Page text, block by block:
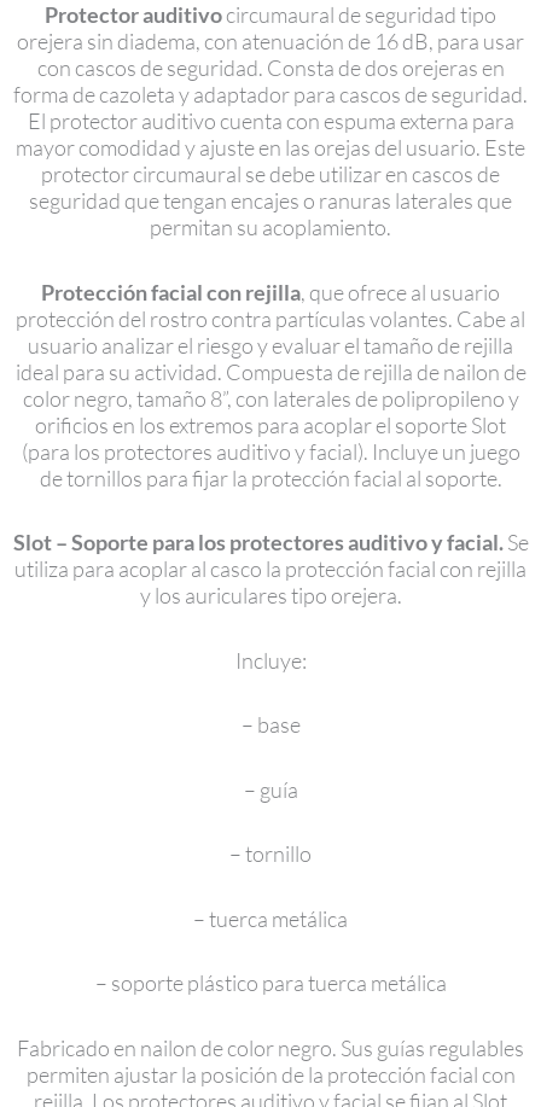
Protector auditivocircumaural de seguridad tipo
orejera sin diadema, con atenuación de 16 dB, para usar
con cascos de seguridad. Consta de dos orejeras en
forma de cazoleta y adaptador para cascos de seguridad.
El protector auditivo cuenta con espuma externa para
mayor comodidad y ajuste en las orejas del usuario. Este
protector circumaural se debe utilizar en cascos de
seguridad que tengan encajes o ranuras laterales que
permitan su acoplamiento.
Protección facial con rejilla, que ofrece al usuario
protección del rostro contra partículas volantes. Cabe al
usuario analizar el riesgo y evaluar el tamaño de rejilla
ideal para su actividad. Compuesta de rejilla de nailon de
color negro, tamaño 8”, con laterales de polipropileno y
orificios en los extremos para acoplar el soporte Slot
(para los protectores auditivo y facial). Incluye un juego
de tornillos para fijar la protección facial al soporte.
Slot – Soporte para los protectores auditivo y facial.Se
utiliza para acoplar al casco la protección facial con rejilla
y los auriculares tipo orejera.
Incluye:
– base
– guía
– tornillo
– tuerca metálica
– soporte plástico para tuerca metálica
Fabricado en nailon de color negro. Sus guías regulables
permiten ajustar la posición de la protección facial con
rejilla. Los protectores auditivo y facial se fijan al Slot